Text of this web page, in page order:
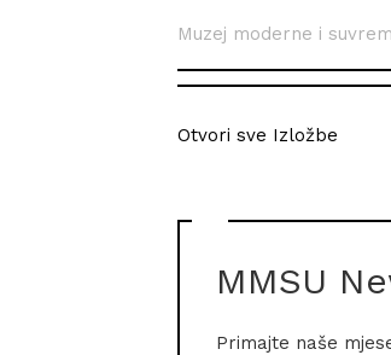
Muzej moderne i
Otvori sve Izložbe
MMSU
Primajte naše